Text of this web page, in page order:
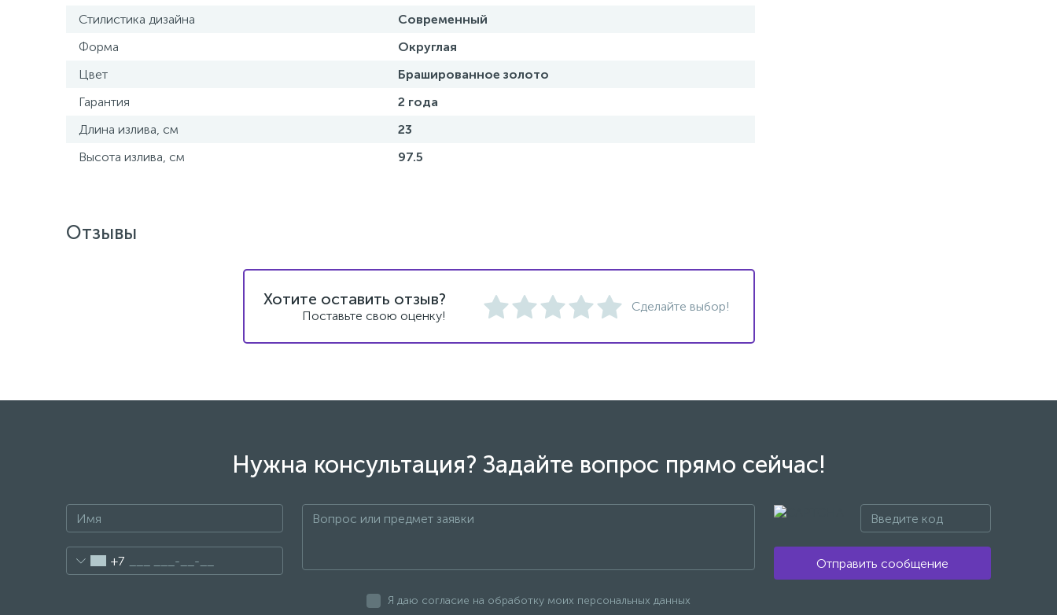
Стилистика дизайна
Современный
Форма
Округлая
Цвет
Брашированное золото
Гарантия
2 года
Длина излива, см
23
Высота излива, см
97.5
Отзывы
Хотите оставить отзыв?
Поставьте свою оценку!
Сделайте выбор!
Нужна консультация? Задайте вопрос прямо сейчас!
+7 Отправить сообщение
Я даю согласие на обработку моих персональных данных